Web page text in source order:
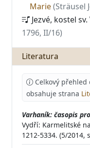
Marie(Sträusel
Jezvé, kostel
1796, II/16)
Literatura
Celkový
obsahuje strana
Varhaník: časopis
Vydří: Karmelitské
1212-5334. (5/2014,